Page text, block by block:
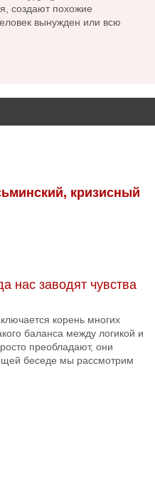
кризисный
нас заводят чувства
корень многих
баланса между логикой и
преобладают, они
беседе мы рассмотрим
создают похожие
вынужден или всю